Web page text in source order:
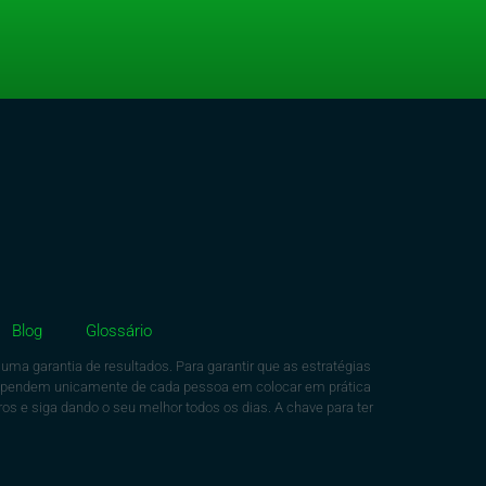
Blog Glossário
garantia de resultados. Para garantir que as estratégias
unicamente de cada pessoa em colocar em prática
e siga dando o seu melhor todos os dias. A chave para ter